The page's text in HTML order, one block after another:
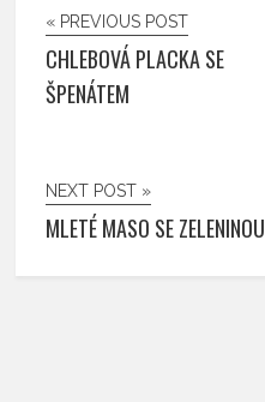
« PREVIOUS POST
CHLEBOVÁ PLACKA SE
ŠPENÁTEM
NEXT POST »
MLETÉ MASO SE ZELENINOU